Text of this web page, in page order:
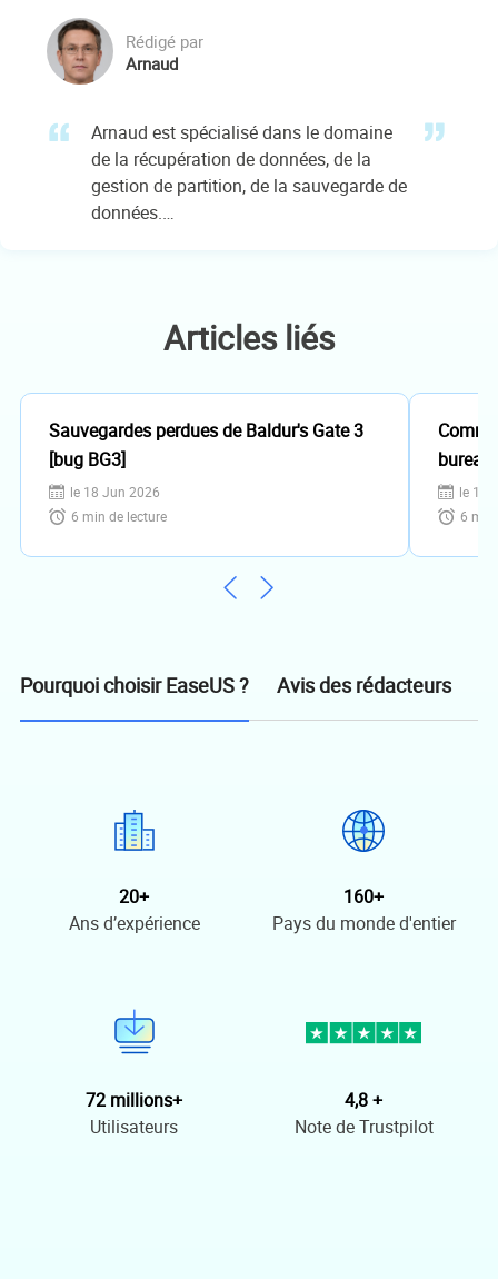
vous pouvez lui contacter par Facebook
ou Twitter, à bientôt!…
Rédigé par
Arnaud
Arnaud est spécialisé dans le domaine
de la récupération de données, de la
gestion de partition, de la sauvegarde de
données.…
Articles liés
Sauvegardes perdues de Baldur's Gate 3
[bug BG3]
le 18 Jun 2026
6 min de lecture
le 18
6 min
Pourquoi choisir EaseUS ? Avis des rédacteurs
20+
Ans d’expérience
160+
Pays du monde d'entier
72 millions+
Utilisateurs
4,8 +
Note de Trustpilot